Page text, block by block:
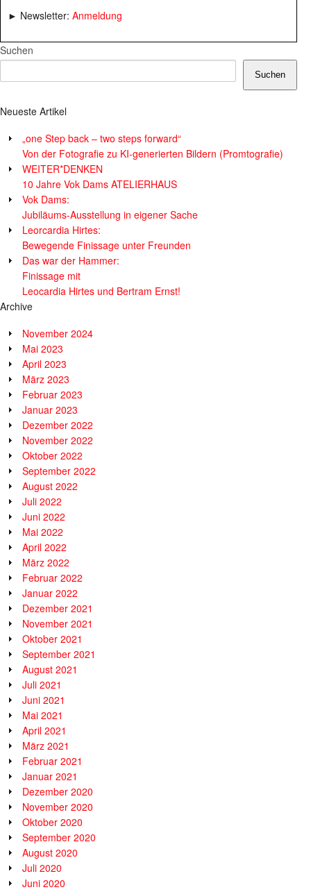
► Newsletter: Anmeldung
Suchen
Suchen
Neueste Artikel
„one Step back – two steps forward“
Von der Fotografie zu KI-generierten Bildern (Promtografie)
WEITER*DENKEN
10 Jahre Vok Dams ATELIERHAUS
Vok Dams:
Jubiläums-Ausstellung in eigener Sache
Leorcardia Hirtes:
Bewegende Finissage unter Freunden
Das war der Hammer:
Finissage mit
Leocardia Hirtes und Bertram Ernst!
Archive
November 2024
Mai 2023
April 2023
März 2023
Februar 2023
Januar 2023
Dezember 2022
November 2022
Oktober 2022
September 2022
August 2022
Juli 2022
Juni 2022
Mai 2022
April 2022
März 2022
Februar 2022
Januar 2022
Dezember 2021
November 2021
Oktober 2021
September 2021
August 2021
Juli 2021
Juni 2021
Mai 2021
April 2021
März 2021
Februar 2021
Januar 2021
Dezember 2020
November 2020
Oktober 2020
September 2020
August 2020
Juli 2020
Juni 2020